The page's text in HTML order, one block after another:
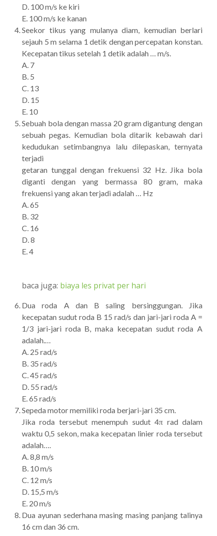
D. 100 m/s ke kiri
E. 100 m/s ke kanan
Seekor tikus yang mulanya diam, kemudian berlari
sejauh 5 m selama 1 detik dengan percepatan konstan.
Kecepatan tikus setelah 1 detik adalah … m/s.
A. 7
B. 5
C. 13
D. 15
E. 10
Sebuah bola dengan massa 20 gram digantung dengan
sebuah pegas. Kemudian bola ditarik kebawah dari
kedudukan setimbangnya lalu dilepaskan, ternyata
terjadi
getaran tunggal dengan frekuensi 32 Hz. Jika bola
diganti dengan yang bermassa 80 gram, maka
frekuensi yang akan terjadi adalah … Hz
A. 65
B. 32
C. 16
D. 8
E. 4
baca juga: biaya les privat per hari
Dua roda A dan B saling bersinggungan. Jika
kecepatan sudut roda B 15 rad/s dan jari-jari roda A =
1/3 jari-jari roda B, maka kecepatan sudut roda A
adalah.…
A. 25 rad/s
B. 35 rad/s
C. 45 rad/s
D. 55 rad/s
E. 65 rad/s
Sepeda motor memiliki roda berjari-jari 35 cm.
Jika roda tersebut menempuh sudut 4π rad dalam
waktu 0,5 sekon, maka kecepatan linier roda tersebut
adalah….
A. 8,8 m/s
B. 10 m/s
C. 12 m/s
D. 15,5 m/s
E. 20 m/s
Dua ayunan sederhana masing masing panjang talinya
16 cm dan 36 cm.